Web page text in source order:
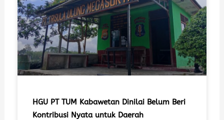
HGU PT TUM Kabawetan Dinilai Belum Beri
Kontribusi Nyata untuk Daerah